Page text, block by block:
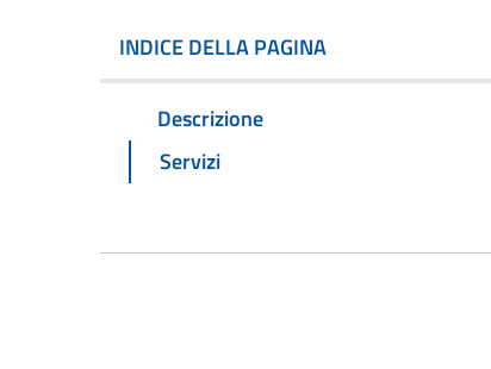
INDICE DELLA PAGINA
Descrizione
Servizi